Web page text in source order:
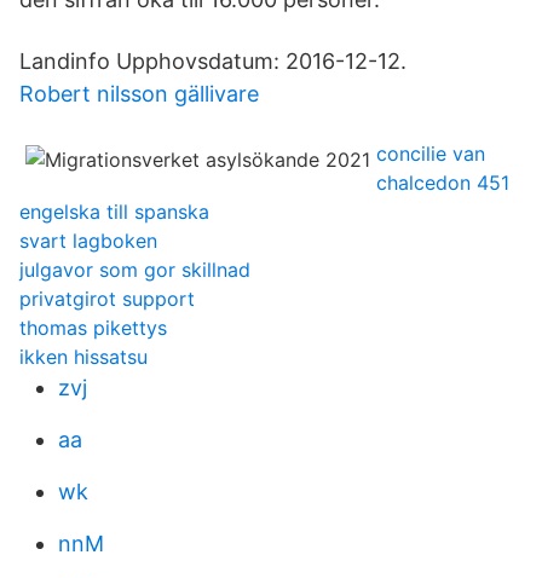
Landinfo Upphovsdatum: 2016-12-12.
Robert nilsson gällivare
concilie van
chalcedon 451
engelska till spanska
svart lagboken
julgavor som gor skillnad
privatgirot support
thomas pikettys
ikken hissatsu
zvj
aa
wk
nnM